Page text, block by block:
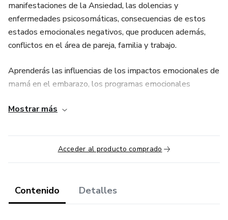
manifestaciones de la Ansiedad, las dolencias y
enfermedades psicosomáticas, consecuencias de estos
estados emocionales negativos, que producen además,
conflictos en el área de pareja, familia y trabajo.
Aprenderás las influencias de los impactos emocionales de
mamá en el embarazo, los programas emocionales
importantes que condicionan la ansiedad, desde el mismo
Conocerás la Biodescodificación Profesional como terapia
de acompañamiento y entrenamiento emocional, holística,
emociones negativas, que han provocado enfermedades
psicosomáticas, conflictos de pareja, familia y trabajo, con
Mostrar más
Acceder al producto comprado
Contenido Detalles